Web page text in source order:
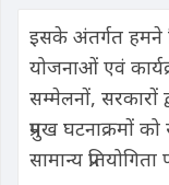
इसके अंतर्गत हमने
योजनाओं एवं
सम्मेलनों, सरकारों
प्रमुख घटनाक्रमों
सामान्य